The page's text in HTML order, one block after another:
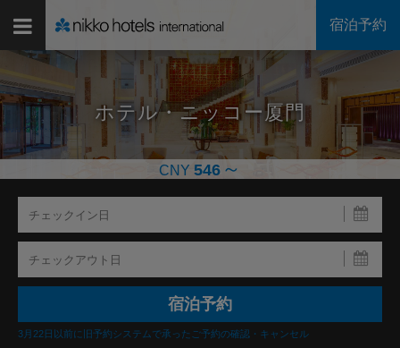
宿泊予約
ホテル・ニッコー厦門
CNY 546～
3月22日以前に旧予約システムで承ったご予約の確認・キャンセル